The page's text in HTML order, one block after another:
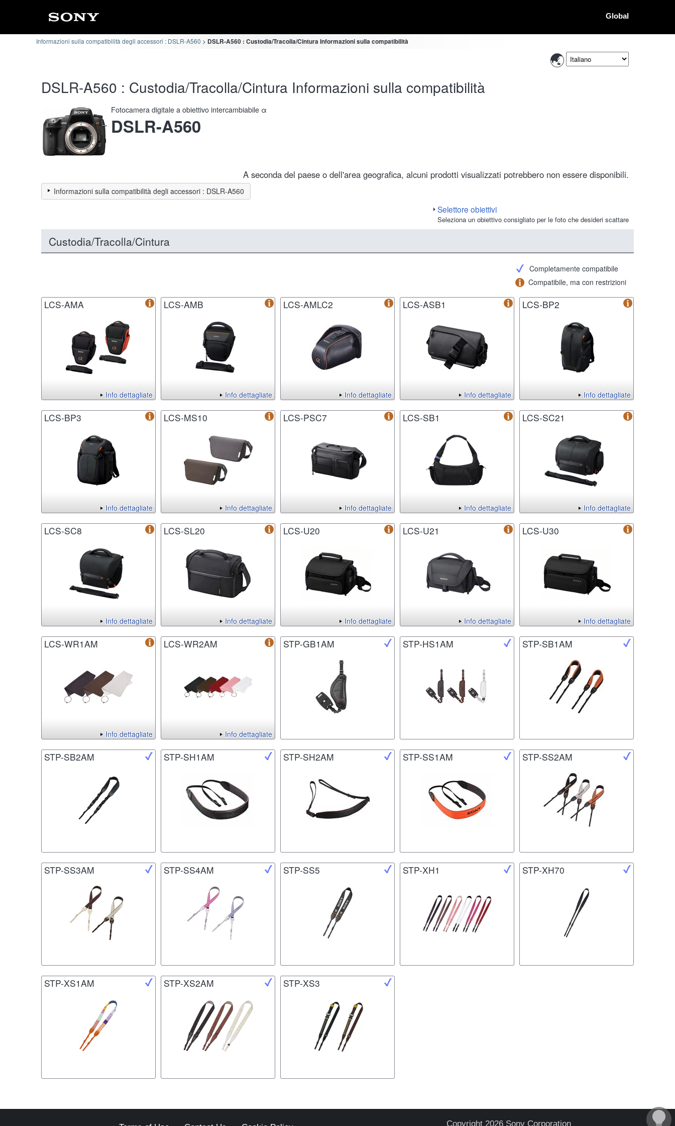
Global
Informazioni sulla compatibilità degli accessori : DSLR-A560 DSLR-A560 : Custodia/Tracolla/Cintura Informazioni sulla compatibilità
DSLR-A560 : Custodia/Tracolla/Cintura Informazioni sulla compatibilità
Fotocamera digitale a obiettivo intercambiabile α
DSLR-A560
A seconda del paese o dell'area geografica, alcuni prodotti visualizzati potrebbero non essere disponibili.
Informazioni sulla compatibilità degli accessori : DSLR-A560
Selettore obiettivi
Seleziona un obiettivo consigliato per le foto che desideri scattare
Custodia/Tracolla/Cintura
Completamente compatibile
Compatibile, ma con restrizioni
LCS-AMA
Info dettagliate
LCS-AMB
Info dettagliate
LCS-AMLC2
Info dettagliate
LCS-ASB1
Info dettagliate
LCS-BP2
Info dettagliate
LCS-BP3
Info dettagliate
LCS-MS10
Info dettagliate
LCS-PSC7
Info dettagliate
LCS-SB1
Info dettagliate
LCS-SC21
Info dettagliate
LCS-SC8
Info dettagliate
LCS-SL20
Info dettagliate
LCS-U20
Info dettagliate
LCS-U21
Info dettagliate
LCS-U30
Info dettagliate
LCS-WR1AM
Info dettagliate
LCS-WR2AM
Info dettagliate
STP-GB1AM STP-HS1AM STP-SB1AM
STP-SB2AM STP-SH1AM STP-SH2AM STP-SS1AM STP-SS2AM
STP-SS3AM STP-SS4AM STP-SS5 STP-XH1 STP-XH70
STP-XS1AM STP-XS2AM STP-XS3
Copyright 2026 Sony Corporation